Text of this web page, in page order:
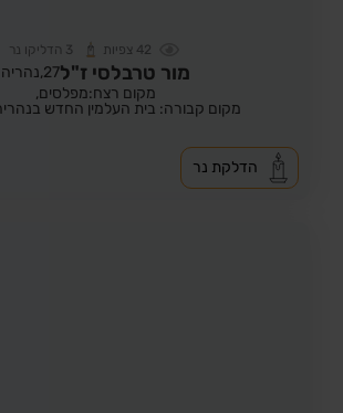
42 צפיות 3 הדליקו נר
מור טרבלסי ז"ל27, נהריה
מקום רצח:מפלסים,
מקום קבורה: בית העלמין החדש
הדלקת נר